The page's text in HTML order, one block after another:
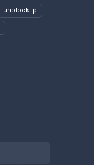
unblock ip